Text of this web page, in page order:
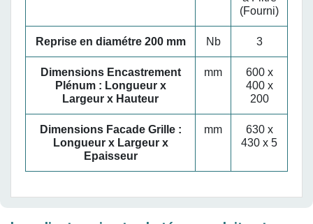
(Fourni)
Reprise en diamétre 200 mm Nb 3
Dimensions Encastrement
Plénum : Longueur x
Largeur x Hauteur
mm
600 x
400 x
200
Dimensions Facade Grille :
Longueur x Largeur x
Epaisseur
mm
630 x
430 x 5